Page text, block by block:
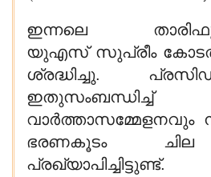
ഇന്നലെ
യുഎസ് സുപ്രീം
ശ്രദ്ധിച്ചു.
ഭരണകൂടം ചില